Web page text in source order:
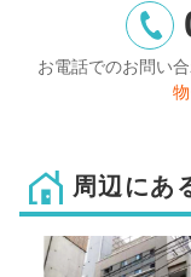
お電話でのお問い
周辺にあ